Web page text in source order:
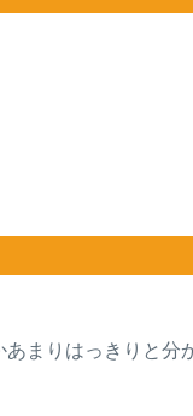
まりはっきりと分